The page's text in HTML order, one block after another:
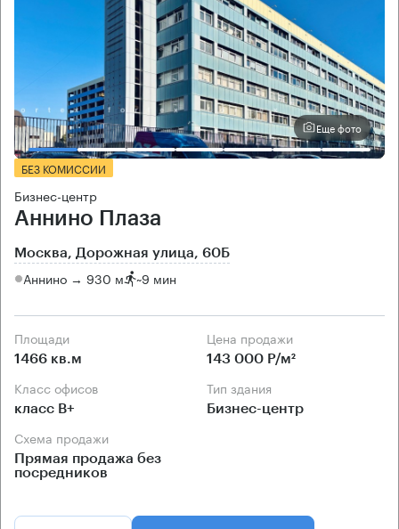
Еще фото
БЕЗ КОМИССИИ
Бизнес-центр
Аннино Плаза
Москва, Дорожная улица, 60Б
Аннино → 930 м ~9 мин
Площади
1466 кв.м
Цена продажи
143 000 Р/м²
Класс офисов
класс B+
Тип здания
Бизнес-центр
Схема продажи
Прямая продажа без
посредников